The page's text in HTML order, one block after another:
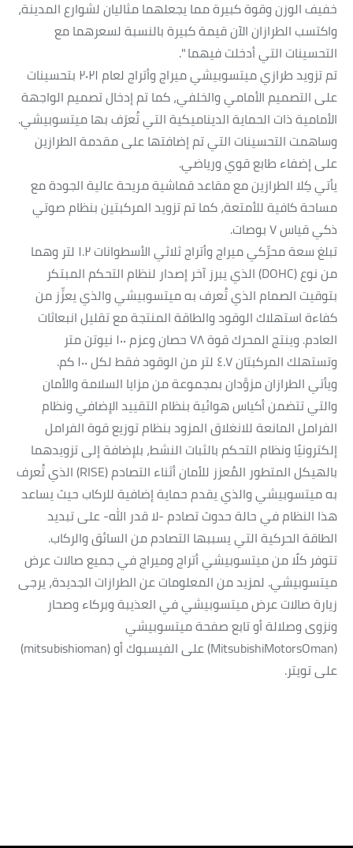
خفيف الوزن وقوة كبيرة مما يجعلهما مثاليان لشوارع المدينة،
واكتسب الطرازان الآن قيمة كبيرة بالنسبة لسعرهما مع
التحسينات التي أدخلت فيهما ".
تم تزويد طرازي ميتسوبيشي ميراج وأتراج لعام ٢٠٢١ بتحسينات
على التصميم الأمامي والخلفي، كما تم إدخال تصميم الواجهة
الأمامية ذات الحماية الديناميكية التي تُعرَف بها ميتسوبيشي.
وساهمت التحسينات التي تم إضافتها على مقدمة الطرازين
على إضفاء طابع قوي ورياضي.
يأتي كِلا الطرازين مع مقاعد قماشية مريحة عالية الجودة مع
مساحة كافية للأمتعة، كما تم تزويد المركبتين بنظام صوتي
ذكي قياس ٧ بوصات.
تبلغ سعة محرِّكي ميراج وأتراج ثلاثي الأسطوانات ١.٢ لتر وهما
من نوع (DOHC) الذي يبرز آخر إصدار لنظام التحكم المبتكر
بتوقيت الصمام الذي تُعرف به ميتسوبيشي والذي يعزِّز من
كفاءة استهلاك الوقود والطاقة المنتجة مع تقليل انبعاثات
العادم. وينتج المحرك قوة ٧٨ حصان وعزم ١٠٠ نيوتن متر
وتستهلك المركبتان ٤.٧ لتر من الوقود فقط لكل ١٠٠ كم.
ويأتي الطرازان مزوَّدان بمجموعة من مزايا السلامة والأمان
والتي تتضمن أكياس هوائية بنظام التقييد الإضافي ونظام
الفرامل المانعة للانغلاق المزود بنظام توزيع قوة الفرامل
إلكترونيًا ونظام التحكم بالثبات النشط، بلإضافة إلى تزويدهما
بالهيكل المتطور المُعزز للأمان أثناء التصادم (RISE) الذي تُعرف
به ميتسوبيشي والذي يقدم حماية إضافية للركاب حيث يساعد
هذا النظام في حالة حدوث تصادم -لا قدر الله- على تبديد
الطاقة الحركية التي يسببها التصادم من السائق والركاب.
تتوفر كلًا من ميتسوبيشي أتراج وميراج في جميع صالات عرض
ميتسوبيشي. لمزيد من المعلومات عن الطرازات الجديدة، يرجى
زيارة صالات عرض ميتسوبيشي في العذيبة وبركاء وصحار
ونزوى وصلالة أو تابع صفحة ميتسوبيشي
(MitsubishiMotorsOman) على الفيسبوك أو (mitsubishioman)
على تويتر.